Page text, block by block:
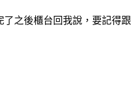
之後櫃台回我說，要記得跟